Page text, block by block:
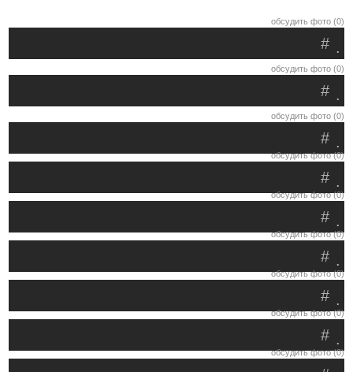
обсудить фото (0)
.
#
обсудить фото (0)
.
#
обсудить фото (0)
.
#
обсудить фото (0)
.
#
обсудить фото (0)
.
#
обсудить фото (0)
.
#
обсудить фото (0)
.
#
обсудить фото (0)
.
#
обсудить фото (0)